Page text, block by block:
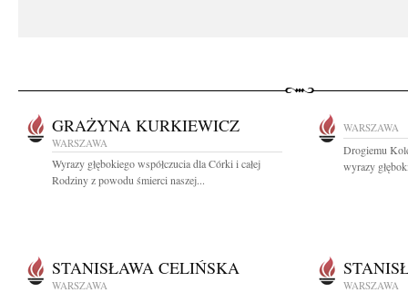
GRAŻYNA KURKIEWICZ
WARSZAWA
Wyrazy głębokiego współczucia dla Córki i całej
Rodziny z powodu śmierci naszej...
WARSZAWA
Drogiemu
wyrazy
STANISŁAWA CELIŃSKA
WARSZAWA WARSZAWA